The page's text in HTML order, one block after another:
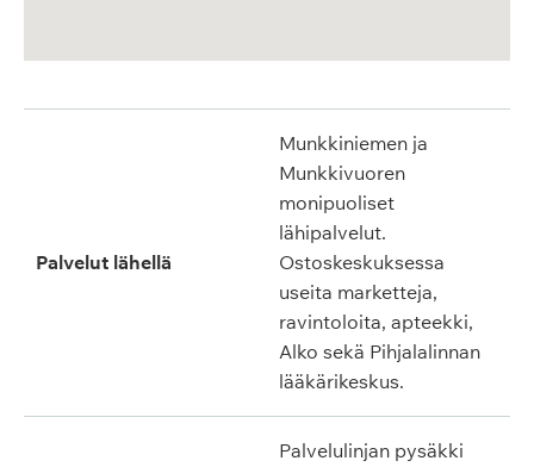
Palvelut lähellä
Munkkiniemen ja
Munkkivuoren
monipuoliset
lähipalvelut.
Ostoskeskuksessa
useita marketteja,
ravintoloita, apteekki,
Alko sekä Pihjalalinnan
lääkärikeskus.
Palvelulinjan pysäkki